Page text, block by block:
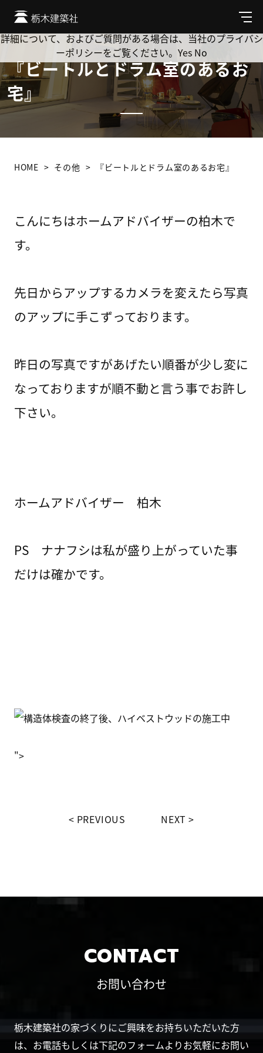
メ
ニ
ュ
『ビートルとドラム室のあるお
宅』
HOME その他 『ビートルとドラム室のあるお宅』
こんにちはホームアドバイザーの柏木で
す。
先日からアップするカメラを変えたら写真
のアップに手こずっております。
昨日の写真ですがあげたい順番が少し変に
なっておりますが順不動と言う事でお許し
下さい。
ホームアドバイザー 柏木
PS ナナフシは私が盛り上がっていた事
だけは確かです。
">
PREVIOUS NEXT
CONTACT
お問い合わせ
栃木建築社の家づくりにご興味をお持ちいただいた方
は、お電話もしくは下記のフォームよりお気軽にお問い
Cookie を使用して、お客様の活動を追跡してもよろしいです
か? 当社ではお客様のプライバシーを極めて重視しています。
詳細について、およびご質問がある場合は、当社のプライバシ
ーポリシーをご覧ください。 Yes No